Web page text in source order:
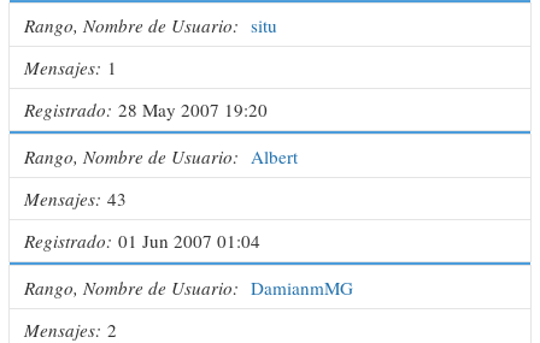
Rango, Nombre de Usuario
situ
Mensajes 1
Registrado 28 May 2007 19:20
Rango, Nombre de Usuario
Albert
Mensajes 43
Registrado 01 Jun 2007 01:04
Rango, Nombre de Usuario
DamianmMG
Mensajes 2